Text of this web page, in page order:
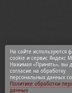
На сайте используются
cookie и сервис Яндекс
Нажимая «Принять», вы
согласие на обработку
персональных данных
Политике обработки
данных.